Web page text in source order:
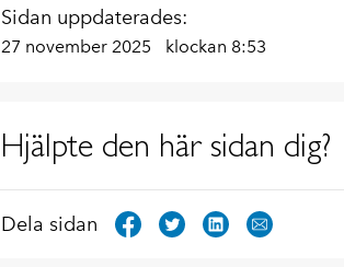
Sidan uppdaterades:
27 november 2025 klockan 8:53
Hjälpte den här sidan dig?
Dela sidan